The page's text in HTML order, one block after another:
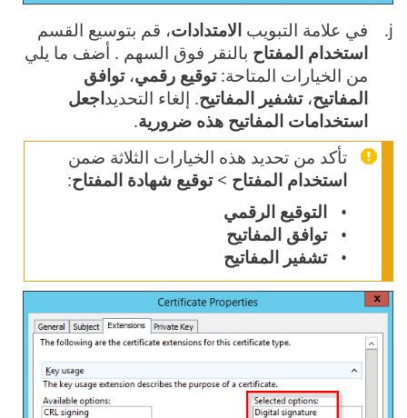
في علامة التبويب الامتدادات، قم بتوسيع القسم
استخدام المفتاح بالنقر فوق السهم . أضف ما يلي
من الخيارات المتاحة:توقيع رقمي،توافق
المفاتيح،تشفير المفاتيح. إلغاء التحديداجعل
استخدامات المفاتيح هذه ضرورية.
تأكد من تحديد هذه الخيارات الثلاثة ضمن
استخدام المفتاح >توقيع شهادة المفتاح:
التوقيع الرقمي
توافق المفاتيح
تشفير المفاتيح